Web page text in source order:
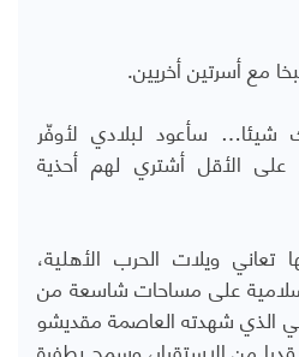
مع أسرتين أخريين.
شيئا… سأعود لبلادي لأوفّر
على الأقل أشتري لهم أحذية
ويلات الحرب الأهلية،
على مساحات شاسعة من
الذي شهدته العاصمة مقديشو
من الاستقرار، وسمح بطفرة